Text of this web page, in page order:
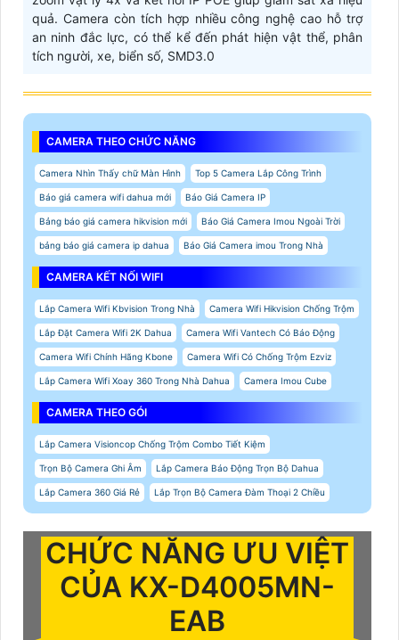
quả. Camera còn tích hợp nhiều công nghệ cao hỗ trợ
an ninh đắc lực, có thể kể đến phát hiện vật thể, phân
tích người, xe, biển số, SMD3.0
CAMERA THEO CHỨC NĂNG
Camera Nhìn Thấy chữ Màn Hình Top 5 Camera Lắp Công Trình
Báo giá camera wifi dahua mới Báo Giá Camera IP
Bảng báo giá camera hikvision mới Báo Giá Camera Imou Ngoài Trời
bảng báo giá camera ip dahua Báo Giá Camera imou Trong Nhà
CAMERA KẾT NỐI WIFI
Lắp Camera Wifi Kbvision Trong Nhà Camera Wifi Hikvision Chống Trộm
Lắp Đặt Camera Wifi 2K Dahua Camera Wifi Vantech Có Báo Động
Camera Wifi Chính Hãng Kbone Camera Wifi Có Chống Trộm Ezviz
Lắp Camera Wifi Xoay 360 Trong Nhà Dahua Camera Imou Cube
CAMERA THEO GÓI
Lắp Camera Visioncop Chống Trộm Combo Tiết Kiệm
Trọn Bộ Camera Ghi Âm Lắp Camera Báo Động Trọn Bộ Dahua
Lắp Camera 360 Giá Rẻ Lắp Trọn Bộ Camera Đàm Thoại 2 Chiều
CHỨC NĂNG ƯU VIỆT
CỦA KX-D4005MN-
EAB